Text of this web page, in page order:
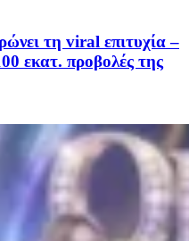
τη viral επιτυχία –
εκατ. προβολές της